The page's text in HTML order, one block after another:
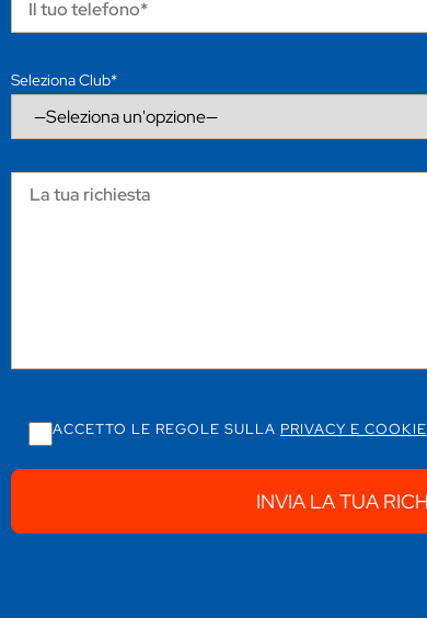
Seleziona Club*
ACCETTO LE REGOLE SULLA PRIVACY E COOKIE